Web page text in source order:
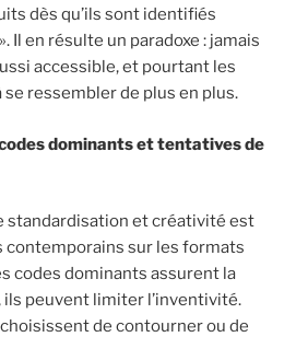
dès qu’ils sont identifiés
Il en résulte un paradoxe : jamais
accessible, et pourtant les
ressembler de plus en plus.
dominants et tentatives de
standardisation et créativité est
contemporains sur les formats
codes dominants assurent la
ils peuvent limiter l’inventivité.
de contourner ou de